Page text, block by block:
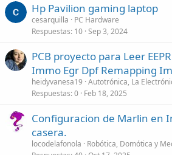
Hp Pavilion gaming laptop
cesarquilla
PC Hardware
Respuestas 10 Sep 3, 2024
PCB proyecto para Leer
Immo Egr Dpf Remapping
heidyvanesa19 Autotrónica, La
Respuestas 0 Feb 18, 2025
Configuracion de Marlin en
casera.
locodelafonola
Robótica, Domótica y